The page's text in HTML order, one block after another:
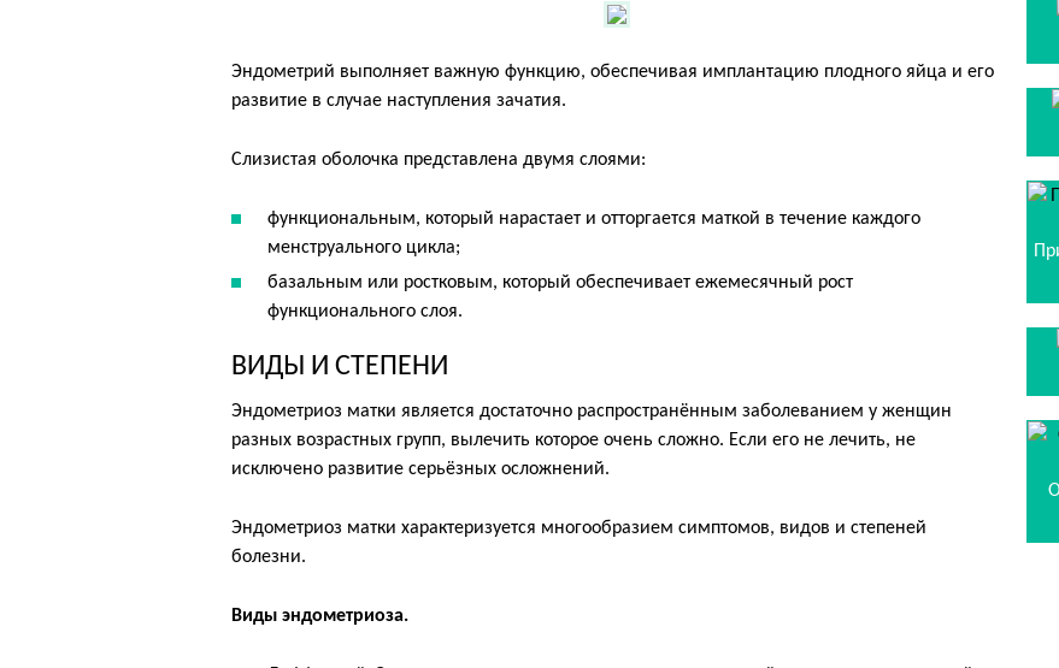
Эндометрий выполняет важную функцию, обеспечивая имплантацию плодного яйца и его
развитие в случае наступления зачатия.
Слизистая оболочка представлена двумя слоями:
функциональным, который нарастает и отторгается маткой в течение каждого
менструального цикла;
базальным или ростковым, который обеспечивает ежемесячный рост
функционального слоя.
ВИДЫ И СТЕПЕНИ
Эндометриоз матки является достаточно распространённым заболеванием у женщин
разных возрастных групп, вылечить которое очень сложно. Если его не лечить, не
исключено развитие серьёзных осложнений.
Эндометриоз матки характеризуется многообразием симптомов, видов и степеней
болезни.
Виды эндометриоза.